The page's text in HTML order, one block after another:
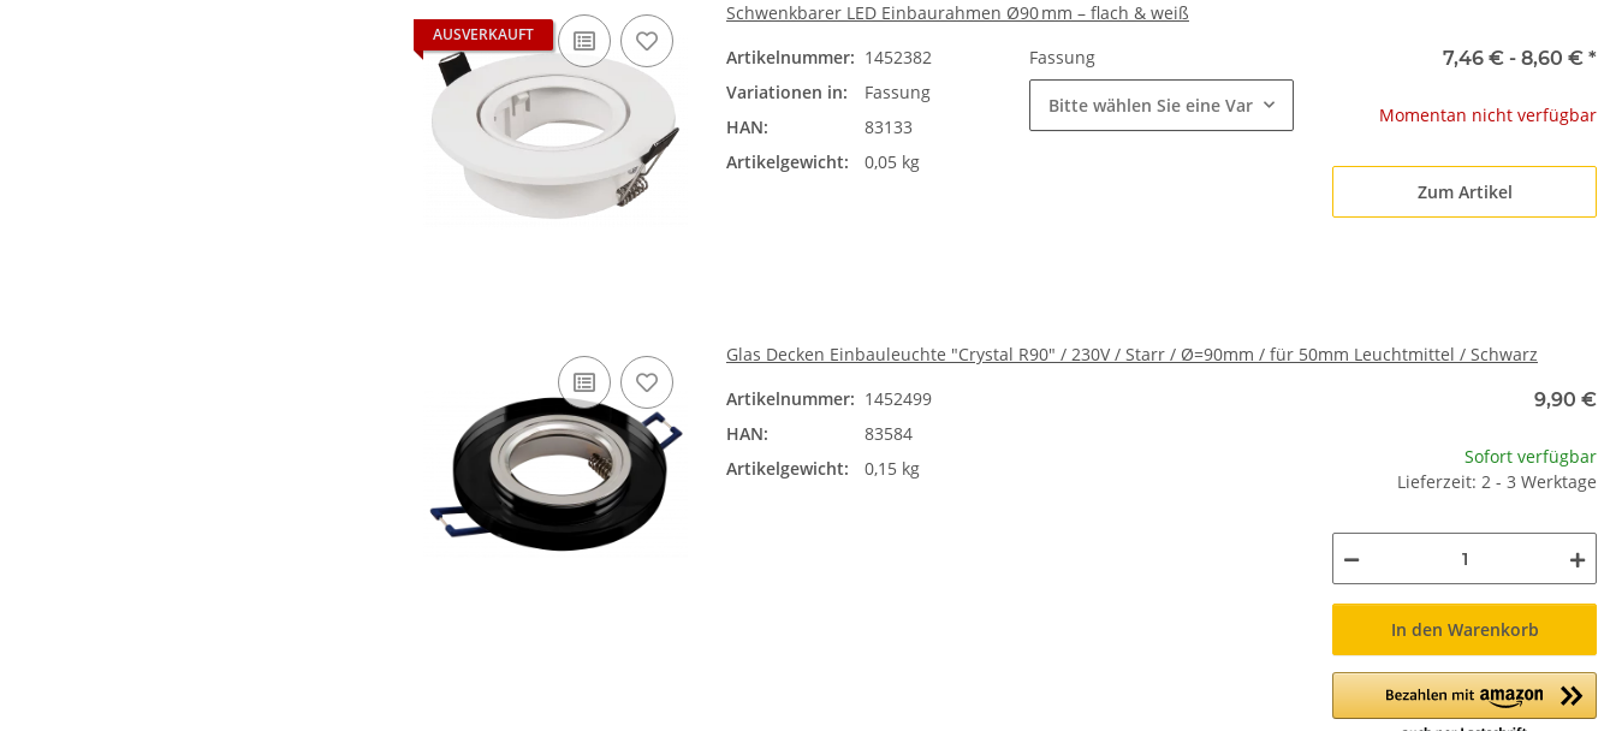
AUSVERKAUFT
Schwenkbarer LED Einbaurahmen Ø90 mm – flach & weiß
Artikelnummer: 1452382
Variationen in:
Fassung
HAN:
83133
Artikelgewicht:
0,05 kg
Fassung
Bitte wählen Sie eine Variation.
7,46 € - 8,60 € *
Momentan nicht verfügbar
Zum Artikel
Glas Decken Einbauleuchte "Crystal R90" / 230V / Starr / Ø=90mm / für 50mm Leuchtmittel / Schwarz
Artikelnummer: 1452499
HAN:
83584
Artikelgewicht:
0,15 kg
9,90 €
Sofort verfügbar
Lieferzeit: 2 - 3 Werktage
In den Warenkorb